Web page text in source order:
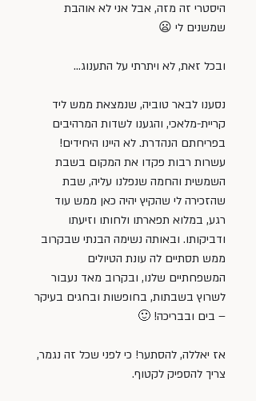
היסטרי זה מזה, אבל אני לא אוהבת
שמשנים לי 😦
ובכל זאת, לא ויתרתי על התענוג…
נסענו לבאר טוביה, שנמצאת ממש ליד
קריית-מלאכי, והגענו לשדות המרהיבים
בפריחתם הנהדרת. לא היינו היחידים!
עשרות רבות פקדו את המקום בשבת
השמשית והחמה שנפלנו עליה, שבת
שהזכירה לי שהקיץ יהיה כאן ממש עוד
רגע, במלוא תפארתו ולחותו וזיעתו
ודביקותו. ובאותה נשימה הבנתי שבקרוב
ממש תסתיים לה עונת הטיולים
המשפחתיים שלנו, ובקרוב מאד נעבור
לשרוץ בשבתות, בחופשות ובחגים בעיקר
– בים ובבריכה! 🙂
אז יאללה, להסתער! כי לפני שכל זה נגמר,
צריך להספיק לקטוף.